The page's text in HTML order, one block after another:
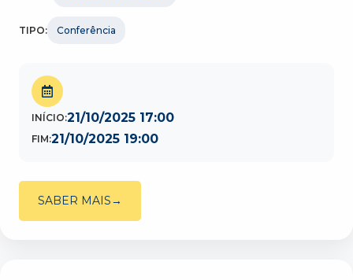
TIPO: Conferência
INÍCIO:21/10/2025 17:00
FIM:21/10/2025 19:00
SABER MAIS